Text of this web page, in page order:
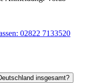
02822 7133520
insgesamt?